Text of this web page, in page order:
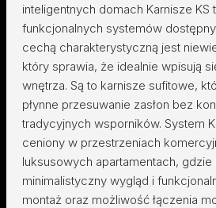
inteligentnych domach Karnisze KS
funkcjonalnych systemów
cechą charakterystyczną jest
który sprawia, że idealnie wpisują
wnętrza. Są to karnisze sufitowe,
płynne przesuwanie zasłon bez
tradycyjnych wsporników. System
ceniony w przestrzeniach
luksusowych apartamentach, gdzie
minimalistyczny wygląd i
montaż oraz możliwość łączenia